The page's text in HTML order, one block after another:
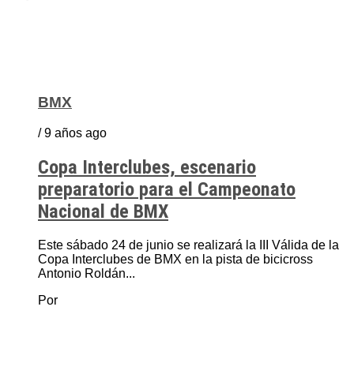
BMX
/ 9 años ago
Copa Interclubes, escenario
preparatorio para el Campeonato
Nacional de BMX
Este sábado 24 de junio se realizará la III Válida de la
Copa Interclubes de BMX en la pista de bicicross
Antonio Roldán...
Por